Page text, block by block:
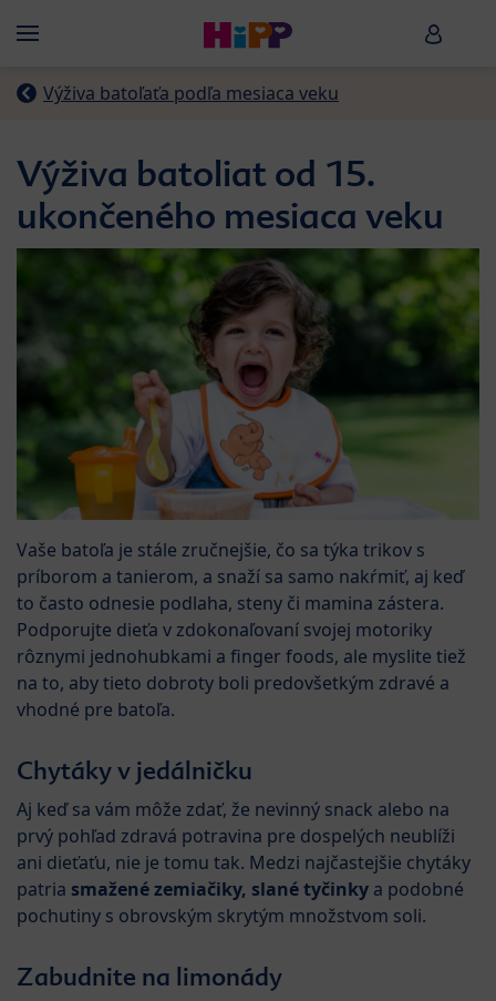
Menü HiPP
Výživa batoľaťa podľa mesiaca veku
Výživa batoliat od 15.
ukončeného mesiaca veku
Vaše batoľa je stále zručnejšie, čo sa týka trikov s
príborom a tanierom, a snaží sa samo nakŕmiť, aj keď
to často odnesie podlaha, steny či mamina zástera.
Podporujte dieťa v zdokonaľovaní svojej motoriky
rôznymi jednohubkami a finger foods, ale myslite tiež
na to, aby tieto dobroty boli predovšetkým zdravé a
vhodné pre batoľa.
Chytáky v jedálničku
Aj keď sa vám môže zdať, že nevinný snack alebo na
prvý pohľad zdravá potravina pre dospelých neublíži
ani dieťaťu, nie je tomu tak. Medzi najčastejšie chytáky
patria smažené zemiačiky, slané tyčinky a podobné
pochutiny s obrovským skrytým množstvom soli.
Zabudnite na limonády